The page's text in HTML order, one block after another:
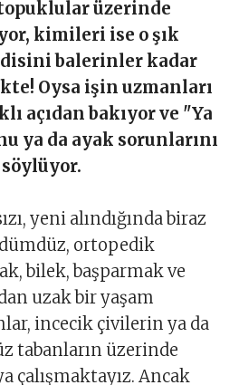
üzerinde
kimileri ise o şık
balerinler kadar
Oysa işin uzmanları
açıdan bakıyor ve "Ya
ya da ayak sorunlarını
yeni alındığında biraz
ortopedik
bilek, başparmak ve
uzak bir yaşam
incecik çivilerin ya da
tabanların üzerinde
çalışmaktayız. Ancak